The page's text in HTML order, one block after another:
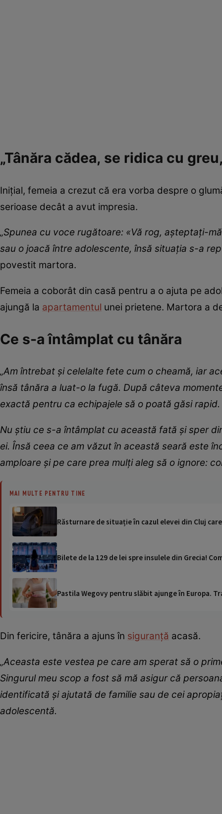
„Tânăra cădea, se ridica cu
Inițial, femeia a crezut că era vorba despre o
serioase decât a avut impresia.
„Spunea cu voce rugătoare: «Vă rog, așteptați-
sau o joacă între adolescente, însă situația s-a
povestit martora.
Femeia a coborât din casă pentru a o ajuta pe
ajungă la apartamentul unei prietene. Martora a
Ce s-a întâmplat cu tânăra
„Am întrebat și celelalte fete cum o cheamă, iar
însă tânăra a luat-o la fugă. După câteva
exactă pentru ca echipajele să o poată găsi rapid.
Nu știu ce s-a întâmplat cu această fată și sper
ei. Însă ceea ce am văzut în această seară este
amploare și pe care prea mulți aleg să o ignore:
MAI MULTE PENTRU TINE
Răsturnare de situație în cazul elevei din Cluj
Bilete de la 129 de lei spre insulele din Grecia!
Pastila Wegovy pentru slăbit ajunge în Europa.
Din fericire, tânăra a ajuns în siguranță acasă.
„Aceasta este vestea pe care am sperat să o
Singurul meu scop a fost să mă asigur că
identificată și ajutată de familie sau de cei
adolescentă.